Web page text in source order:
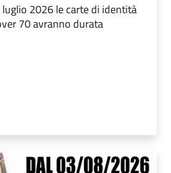
2026 le carte di identità
70 avranno durata